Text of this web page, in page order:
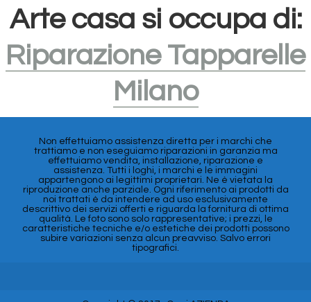
Arte casa si occupa di:
Riparazione Tapparelle
Milano
Non effettuiamo assistenza diretta per i marchi che
trattiamo e non eseguiamo riparazioni in garanzia ma
effettuiamo vendita, installazione, riparazione e
assistenza. Tutti i loghi, i marchi e le immagini
appartengono ai legittimi proprietari. Ne è vietata la
riproduzione anche parziale. Ogni riferimento ai prodotti da
noi trattati è da intendere ad uso esclusivamente
descrittivo dei servizi offerti e riguarda la fornitura di ottima
qualità. Le foto sono solo rappresentative; i prezzi, le
caratteristiche tecniche e/o estetiche dei prodotti possono
subire variazioni senza alcun preavviso. Salvo errori
tipografici.